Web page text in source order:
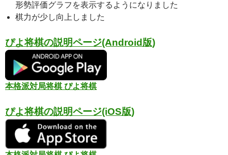
形勢評価グラフを表示するようになりました
棋力が少し向上しました
ぴよ将棋の説明ページ(Android版)
本格派対局将棋 ぴよ将棋
ぴよ将棋の説明ページ(iOS版)